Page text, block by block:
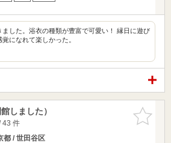
ました。浴衣の種類が豊富で可愛い！ 縁日に遊び
になれて楽しかった。
お気に入
りに追加
しました）
件
都 / 世田谷区